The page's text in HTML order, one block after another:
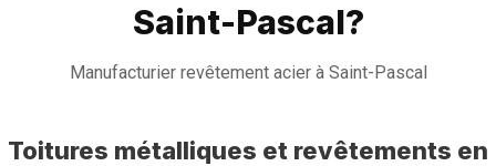
Saint-Pascal?
Manufacturier revêtement acier à Saint-Pascal
Toitures métalliques et revêtements en